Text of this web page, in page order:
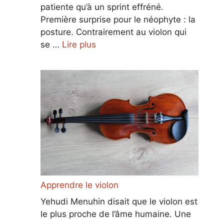
patiente qu’à un sprint effréné.
Première surprise pour le néophyte : la
posture. Contrairement au violon qui
se … Lire plus
Apprendre le violon
Yehudi Menuhin disait que le violon est
le plus proche de l’âme humaine. Une